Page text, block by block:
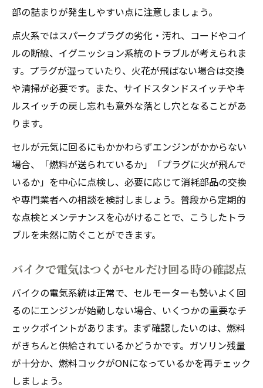
部の詰まりが発生しやすい点に注意しましょう。
点火系ではスパークプラグの劣化・汚れ、コードやコイ
ルの断線、イグニッション系統のトラブルが考えられま
す。プラグが湿っていたり、火花が飛ばない場合は交換
や清掃が必要です。また、サイドスタンドスイッチやキ
ルスイッチの戻し忘れも意外な落とし穴となることがあ
ります。
セルが元気に回るにもかかわらずエンジンがかからない
場合、「燃料が送られているか」「プラグに火が飛んで
いるか」を中心に点検し、必要に応じて消耗部品の交換
や専門業者への相談を検討しましょう。普段から定期的
な点検とメンテナンスを心がけることで、こうしたトラ
ブルを未然に防ぐことができます。
バイクで電気はつくがセルだけ回る時の確認点
バイクの電気系統は正常で、セルモーターも勢いよく回
るのにエンジンが始動しない場合、いくつかの重要なチ
ェックポイントがあります。まず確認したいのは、燃料
がきちんと供給されているかどうかです。ガソリン残量
が十分か、燃料コックがONになっているかを再チェック
しましょう。